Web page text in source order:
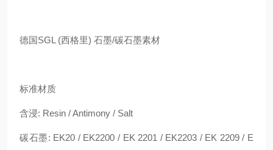
德国SGL (西格里) 石墨/碳石墨素材
标准材质
含浸: Resin / Antimony / Salt
碳石墨: EK20 / EK2200 / EK 2201 / EK2203 / EK 2209 / E